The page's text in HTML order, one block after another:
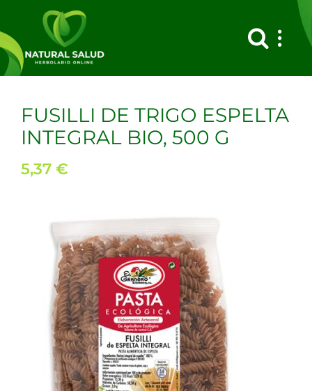
contenido
FUSILLI DE TRIGO ESPELTA
INTEGRAL BIO, 500 G
5,37 €